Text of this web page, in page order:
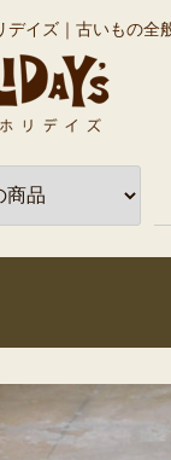
デイズ｜古いもの全